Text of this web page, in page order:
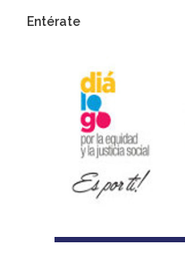
Entérate